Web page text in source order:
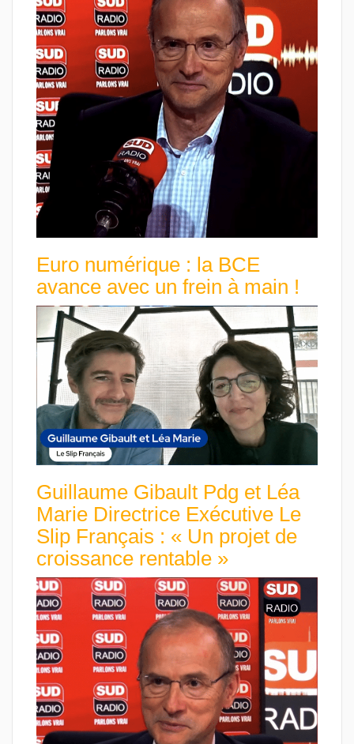
Euro numérique : la BCE
avance avec un frein à main !
Guillaume Gibault Pdg et Léa
Marie Directrice Exécutive Le
Slip Français : « Un projet de
croissance rentable »